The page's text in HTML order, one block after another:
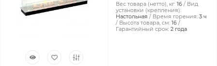
Вес товара (нетто), кг: 16
Вид
установки (крепления):
Настольная
Время горения: 3 ч
Высота товара, см: 16
Гарантийный срок: 2 года